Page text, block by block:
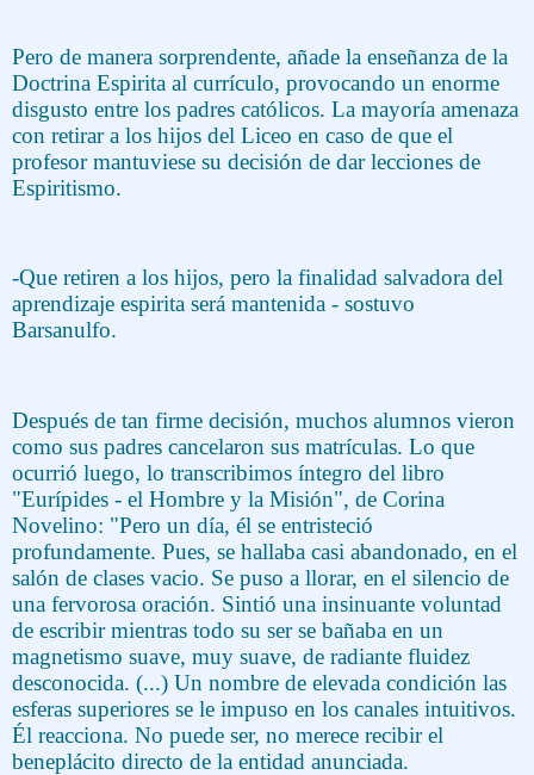
Pero de manera sorprendente, añade la enseñanza de la
Doctrina Espirita al currículo, provocando un enorme
disgusto entre los padres católicos. La mayoría amenaza
con retirar a los hijos del Liceo en caso de que el
profesor mantuviese su decisión de dar lecciones de
Espiritismo.
-Que retiren a los hijos, pero la finalidad salvadora del
aprendizaje espirita será mantenida - sostuvo
Barsanulfo.
Después de tan firme decisión, muchos alumnos vieron
como sus padres cancelaron sus matrículas. Lo que
ocurrió luego, lo transcribimos íntegro del libro
"Eurípides - el Hombre y la Misión", de Corina
Novelino: "Pero un día, él se entristeció
profundamente. Pues, se hallaba casi abandonado, en el
salón de clases vacio. Se puso a llorar, en el silencio de
una fervorosa oración. Sintió una insinuante voluntad
de escribir mientras todo su ser se bañaba en un
magnetismo suave, muy suave, de radiante fluidez
desconocida. (...) Un nombre de elevada condición las
esferas superiores se le impuso en los canales intuitivos.
Él reacciona. No puede ser, no merece recibir el
beneplácito directo de la entidad anunciada.